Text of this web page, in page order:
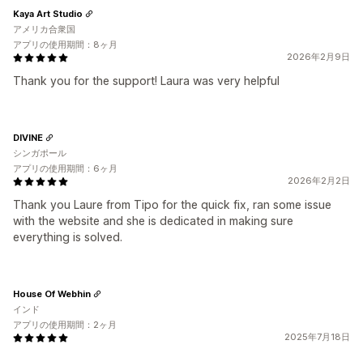
2026年2月9日
Thank you for the support! Laura was very helpful
Kaya Art Studio
アメリカ合衆国
アプリの使用期間：8ヶ月
2026年2月2日
Thank you Laure from Tipo for the quick fix, ran some issue
with the website and she is dedicated in making sure
everything is solved.
DIVINE
シンガポール
アプリの使用期間：6ヶ月
2025年7月18日
House Of Webhin
インド
アプリの使用期間：2ヶ月